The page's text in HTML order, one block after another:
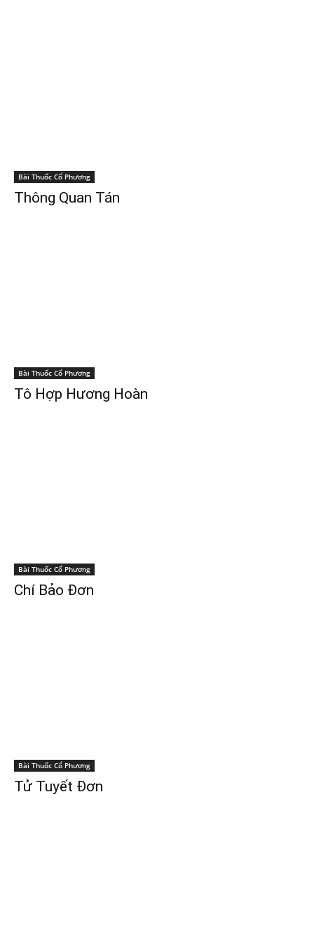
Bài Thuốc Cổ Phương
Thông Quan Tán
Bài Thuốc Cổ Phương
Tô Hợp Hương Hoàn
Bài Thuốc Cổ Phương
Chí Bảo Đơn
Bài Thuốc Cổ Phương
Tử Tuyết Đơn